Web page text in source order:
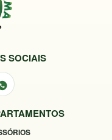
SOCIAIS